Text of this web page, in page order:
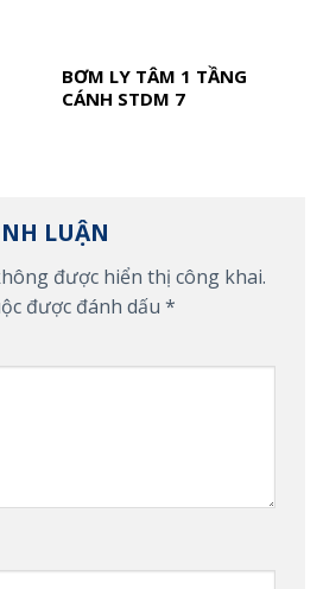
BƠM LY TÂM 1 TẦNG
CÁNH STDM 7
LUẬN
được hiển thị công khai.
được đánh dấu *